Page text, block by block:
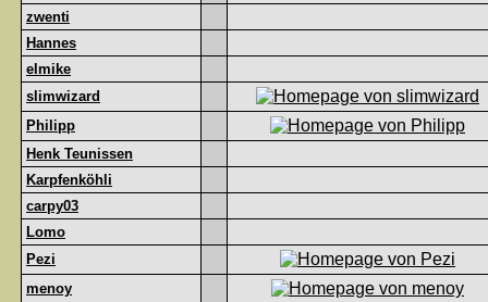
zwenti
Hannes
elmike
slimwizard
Philipp
Henk Teunissen
Karpfenköhli
carpy03
Lomo
Pezi
menoy